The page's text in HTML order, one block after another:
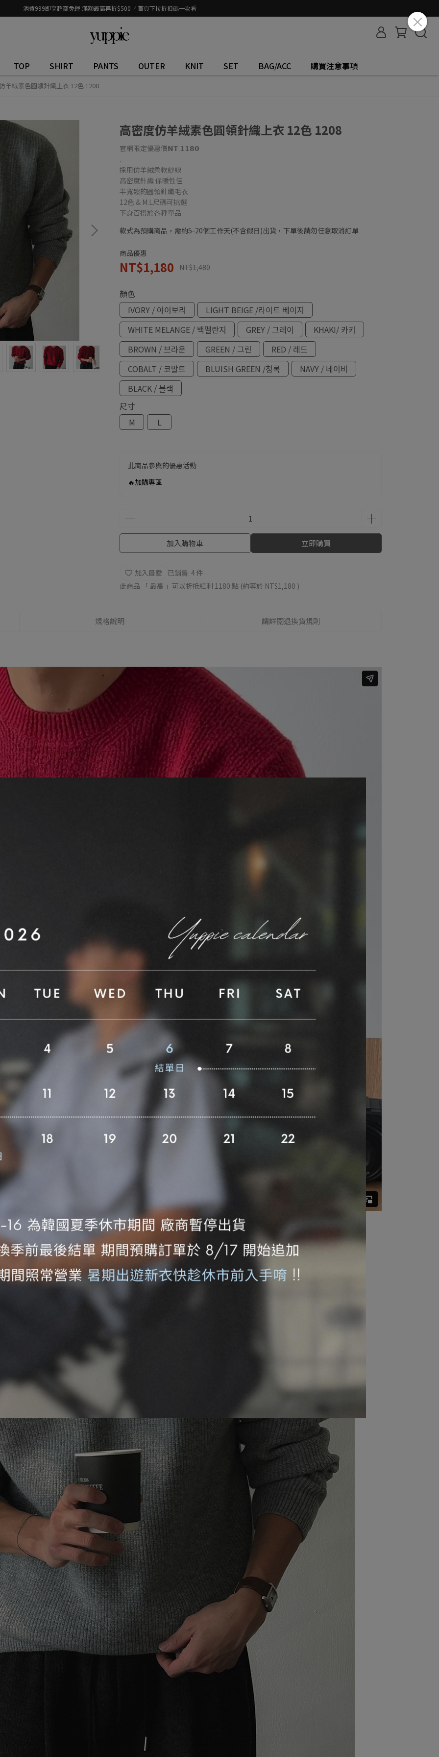
消費999即享超商免運 滿額最高再折$500 .ᐟ 首頁下拉折扣碼一次看
TOP SHIRT PANTS OUTER KNIT SET BAG/ACC 購買注意事項
羊絨素色圓領針織上衣 12色 1208
高密度仿羊絨素色圓領針織上衣 12色 1208
官網限定優惠價𝗡𝗧.𝟭𝟭𝟴𝟬
.
採用仿羊絨柔軟紗線
高密度針織 保暖性佳
半寬鬆的圓領針織毛衣
12色 & M.L尺碼可挑選
下身百搭於各種單品
款式為預購商品，需約5-20個工作天(不含假日)出貨，下單後請勿任意取消訂單
商品優惠
NT$1,180 NT$1,480
顏色
IVORY / 아이보리
LIGHT BEIGE /라이트 베이지
WHITE MELANGE / 백멜란지
GREY / 그레이
KHAKI/ 카키
BROWN / 브라운
GREEN / 그린
RED / 레드
COBALT / 코발트
BLUISH GREEN /청록
NAVY / 네이비
BLACK / 블랙
尺寸
M
L
此商品參與的優惠活動
🔥加購專區
加入購物車 立即購買
加入最愛
已銷售: 4 件
此商品 「 最高 」可以折抵紅利 1180 點 (約等於 NT$1,180 )
規格說明 請詳閱退換貨規則